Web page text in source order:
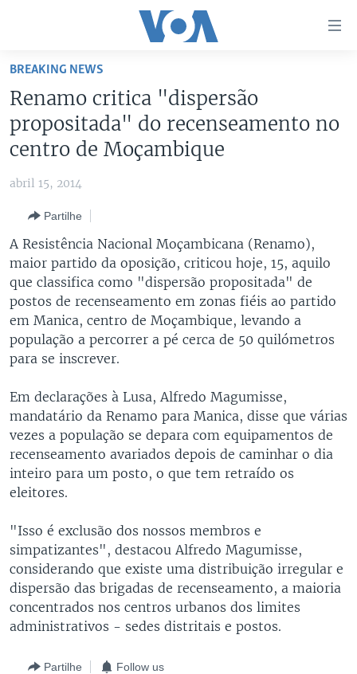
Acesso
para
artigo
principal
para
principal
para
Pesquisa
MOÇAMBIQUE
BRASIL
DOSSIERS ESPECIAIS
DESPORTO
SAÚDE EM FOCO
VOA 60 CLIMA
VOA60 MUNDO
PASSADEIRA VERMELHA
SIGA-NOS
Línguas
BREAKING NEWS
Renamo critica "dispersão
propositada" do recenseamento no
centro de Moçambique
abril 15, 2014
Partilhe
A Resistência Nacional Moçambicana (Renamo),
maior partido da oposição, criticou hoje, 15, aquilo
que classifica como "dispersão propositada" de
postos de recenseamento em zonas fiéis ao partido
em Manica, centro de Moçambique, levando a
população a percorrer a pé cerca de 50 quilómetros
para se inscrever.
Em declarações à Lusa, Alfredo Magumisse,
mandatário da Renamo para Manica, disse que várias
vezes a população se depara com equipamentos de
recenseamento avariados depois de caminhar o dia
inteiro para um posto, o que tem retraído os
eleitores.
"Isso é exclusão dos nossos membros e
simpatizantes", destacou Alfredo Magumisse,
considerando que existe uma distribuição irregular e
dispersão das brigadas de recenseamento, a maioria
concentrados nos centros urbanos dos limites
administrativos - sedes distritais e postos.
Partilhe Follow us